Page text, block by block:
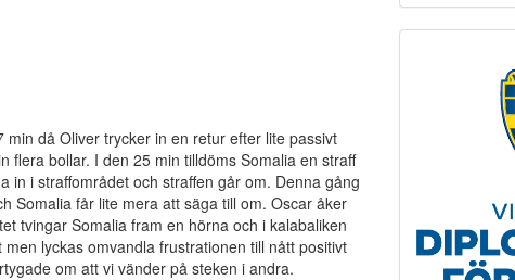
då Oliver trycker in en retur efter lite passivt
flera bollar. I den 25 min tilldöms Somalia en straff
in i straffområdet och straffen går om. Denna gång
Somalia får lite mera att säga till om. Oscar åker
tvingar Somalia fram en hörna och i kalabaliken
lyckas omvandla frustrationen till nått positivt
om att vi vänder på steken i andra.